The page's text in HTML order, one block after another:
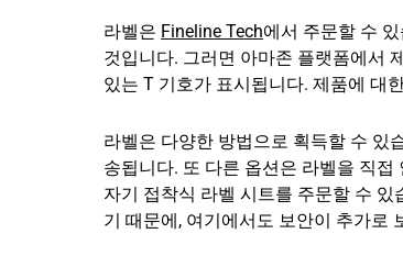
라벨은 Fineline Tech에서 주문할 수
것입니다. 그러면 아마존 플랫폼에서
있는 T 기호가 표시됩니다. 제품에 대
라벨은 다양한 방법으로 획득할 수 있
송됩니다. 또 다른 옵션은 라벨을 직
자기 접착식 라벨 시트를 주문할 수
기 때문에, 여기에서도 보안이 추가로